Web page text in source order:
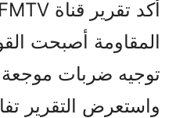
المقاومة أصبحت
توجيه ضربات
واستعرض التقرير